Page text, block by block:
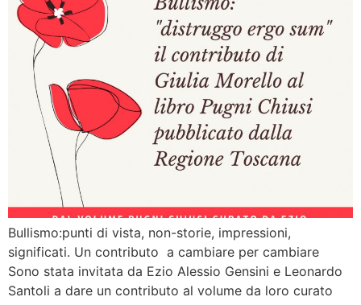
Bullismo:punti di vista, non-storie, impressioni,
significati. Un contributo a cambiare per cambiare
Sono stata invitata da Ezio Alessio Gensini e Leonardo
Santoli a dare un contributo al volume da loro curato